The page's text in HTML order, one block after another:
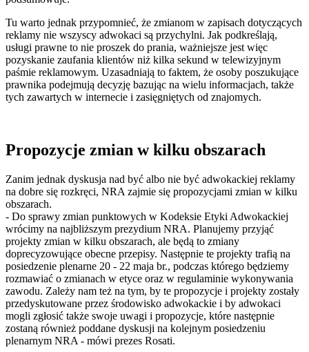
Tu warto jednak przypomnieć, że zmianom w zapisach dotyczących
reklamy nie wszyscy adwokaci są przychylni. Jak podkreślają,
usługi prawne to nie proszek do prania, ważniejsze jest więc
pozyskanie zaufania klientów niż kilka sekund w telewizyjnym
paśmie reklamowym. Uzasadniają to faktem, że osoby poszukujące
prawnika podejmują decyzję bazując na wielu informacjach, także
tych zawartych w internecie i zasięgniętych od znajomych.
Propozycje zmian w kilku obszarach
Zanim jednak dyskusja nad być albo nie być adwokackiej reklamy
na dobre się rozkręci, NRA zajmie się propozycjami zmian w kilku
obszarach.
- Do sprawy zmian punktowych w Kodeksie Etyki Adwokackiej
wrócimy na najbliższym prezydium NRA. Planujemy przyjąć
projekty zmian w kilku obszarach, ale będą to zmiany
doprecyzowujące obecne przepisy. Następnie te projekty trafią na
posiedzenie plenarne 20 - 22 maja br., podczas którego będziemy
rozmawiać o zmianach w etyce oraz w regulaminie wykonywania
zawodu. Zależy nam też na tym, by te propozycje i projekty zostały
przedyskutowane przez środowisko adwokackie i by adwokaci
mogli zgłosić także swoje uwagi i propozycje, które następnie
zostaną również poddane dyskusji na kolejnym posiedzeniu
plenarnym NRA - mówi prezes Rosati.